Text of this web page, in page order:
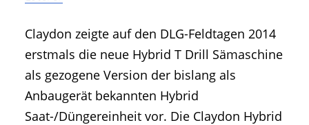
Claydon zeigte auf den DLG-Feldtagen 2014
erstmals die neue Hybrid T Drill Sämaschine
als gezogene Version der bislang als
Anbaugerät bekannten Hybrid
Saat-/Düngereinheit vor. Die Claydon Hybrid